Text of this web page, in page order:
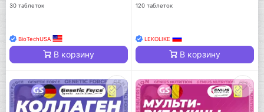
30 таблеток
BioTechUSA
В корзину
120 таблеток
LEKOLIKE
В корзину